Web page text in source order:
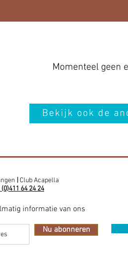
Momenteel geen
Bekijk ook de
Club Acapella
(0)411 64 24 24
informatie van ons
Nu abonneren